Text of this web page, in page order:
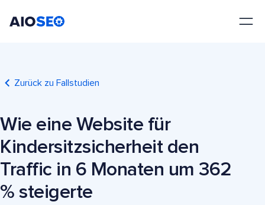
Zurück zu Fallstudien
Wie eine Website für
Kindersitzsicherheit den
Traffic in 6 Monaten um 362
% steigerte